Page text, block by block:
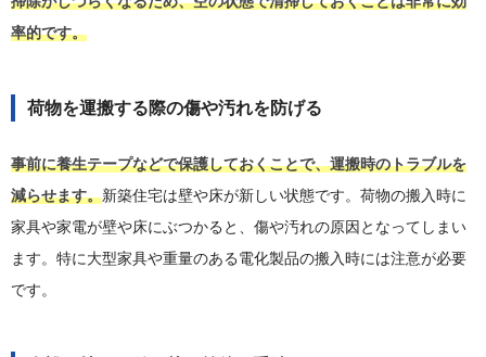
率的です。
荷物を運搬する際の傷や汚れを防げる
事前に養生テープなどで保護しておくことで、運搬時のトラブルを
減らせます。新築住宅は壁や床が新しい状態です。荷物の搬入時に
家具や家電が壁や床にぶつかると、傷や汚れの原因となってしまい
ます。特に大型家具や重量のある電化製品の搬入時には注意が必要
です。